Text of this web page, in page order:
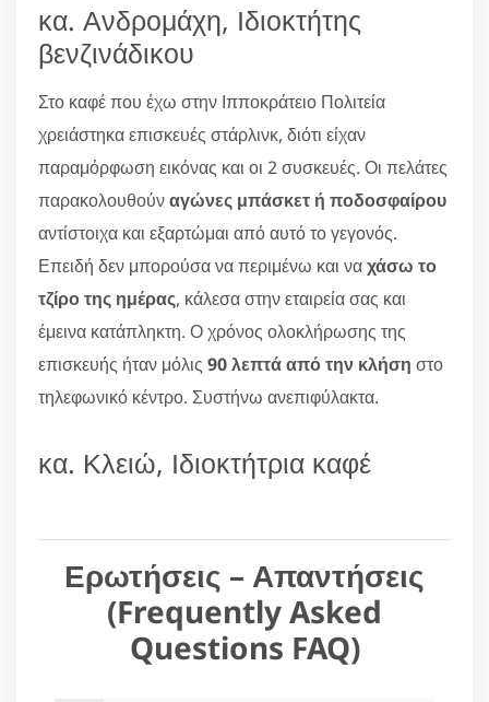
κα. Ανδρομάχη, Ιδιοκτήτης
βενζινάδικου
Στο καφέ που έχω στην Ιπποκράτειο Πολιτεία
χρειάστηκα επισκευές στάρλινκ, διότι είχαν
παραμόρφωση εικόνας και οι 2 συσκευές. Οι πελάτες
παρακολουθούναγώνες μπάσκετ ή ποδοσφαίρου
αντίστοιχα και εξαρτώμαι από αυτό το γεγονός.
Επειδή δεν μπορούσα να περιμένω και ναχάσω το
τζίρο της ημέρας, κάλεσα στην εταιρεία σας και
έμεινα κατάπληκτη. Ο χρόνος ολοκλήρωσης της
επισκευής ήταν μόλις 90 λεπτά από την κλήση στο
τηλεφωνικό κέντρο. Συστήνω ανεπιφύλακτα.
κα. Κλειώ, Ιδιοκτήτρια καφέ
Ερωτήσεις – Απαντήσεις
(Frequently Asked
Questions FAQ)